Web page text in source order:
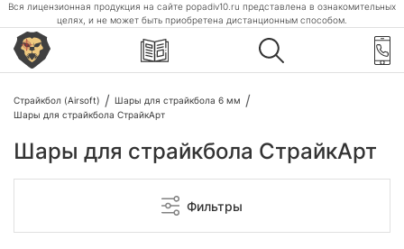
Вся лицензионная продукция на сайте popadiv10.ru представлена в ознакомительных
целях, и не может быть приобретена дистанционным способом.
Страйкбол (Airsoft)
Шары для страйкбола 6 мм
Шары для страйкбола СтрайкАрт
Шары для страйкбола СтрайкАрт
Фильтры